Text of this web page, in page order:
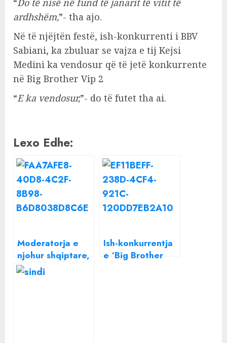
“Do të nisë në fund të janarit të vitit të
ardhshëm,”- tha ajo.
Në të njëjtën festë, ish-konkurrenti i BBV
Sabiani, ka zbuluar se vajza e tij Kejsi
Medini ka vendosur që të jetë konkurrente
në Big Brother Vip 2
“E ka vendosur,”- do të futet tha ai.
Lexo Edhe:
Moderatorja e
njohur shqiptare,
zbulohet banorja
Ish-konkurrentja
e ‘Big Brother